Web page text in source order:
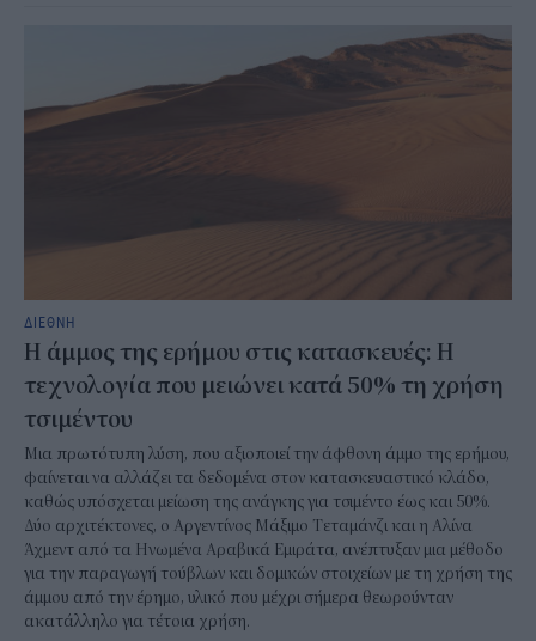
ΔΙΕΘΝΗ
Η άμμος της ερήμου στις κατασκευές: Η
τεχνολογία που μειώνει κατά 50% τη χρήση
τσιμέντου
Μια πρωτότυπη λύση, που αξιοποιεί την άφθονη άμμο της ερήμου,
φαίνεται να αλλάζει τα δεδομένα στον κατασκευαστικό κλάδο,
καθώς υπόσχεται μείωση της ανάγκης για τσιμέντο έως και 50%.
Δύο αρχιτέκτονες, ο Αργεντίνος Μάξιμο Τεταμάνζι και η Αλίνα
Άχμεντ από τα Ηνωμένα Αραβικά Εμιράτα, ανέπτυξαν μια μέθοδο
για την παραγωγή τούβλων και δομικών στοιχείων με τη χρήση της
άμμου από την έρημο, υλικό που μέχρι σήμερα θεωρούνταν
ακατάλληλο για τέτοια χρήση.